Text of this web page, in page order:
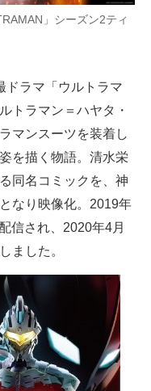
」シーズン2ティ
ラマ「ウルトラマ
トラマン＝ハヤタ・
マンスーツを装着し
を描く物語。清水栄
同名コミックを、神
なり映像化。2019年
信され、2020年4月
ました。